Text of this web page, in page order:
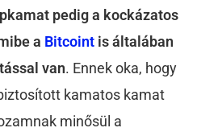
pedig a kockázatos
a Bitcoint is általában
van. Ennek oka, hogy
kamatos kamat
minősül a